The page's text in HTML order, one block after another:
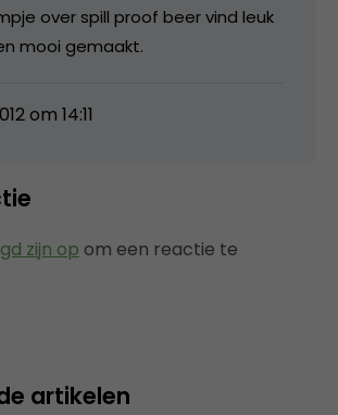
over spill proof beer vind leuk
mooi gemaakt.
om 14:11
zijn op om een reactie te
artikelen